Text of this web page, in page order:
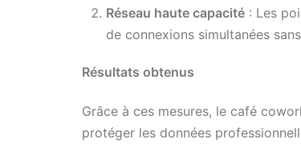
Réseau haute capacité : Les
de connexions simultanées
Résultats obtenus
Grâce à ces mesures, le café
protéger les données